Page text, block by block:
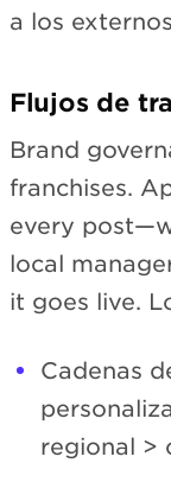
a los
Flujos de
Brand
franchises.
every
local
it goes live.
Cadenas
regional >